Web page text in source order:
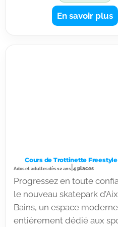
collectif et partagez
En savoir plus
Cours de Trottinette
Ados et adultes dès 12 ans| 4 places
Progressez en toute
le nouveau skatepark
Bains, un espace
entièrement dédié aux